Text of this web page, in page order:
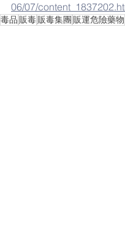
06/07/
毒品販毒販毒集團 販運危險藥物